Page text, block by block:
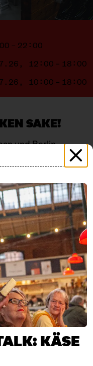
KÄSE
– 22:00
12:00 – 18:00
10:00 – 18:00
SAKE!
und Berlin –
fliegen extra aus
nie in Berlin
Sorten zu
und mit Liebe
im Glas,
da.